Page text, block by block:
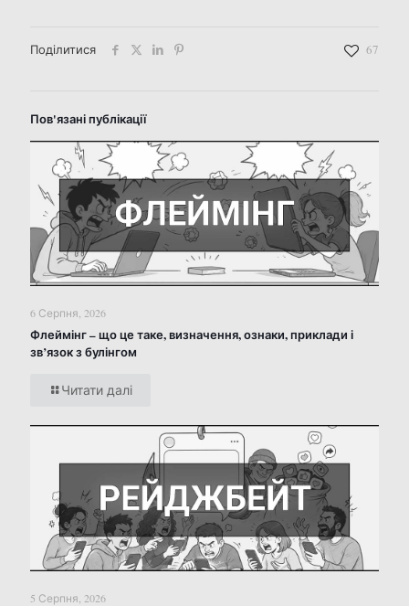
Поділитися 67
Пов'язані публікації
6 Серпня, 2026
Флеймінг – що це таке, визначення, ознаки, приклади і
зв’язок з булінгом
Читати далі
5 Серпня, 2026